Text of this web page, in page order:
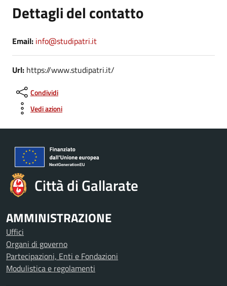
Dettagli del contatto
Email: info@studipatri.it
Url: https://www.studipatri.it/
Condividi
Vedi azioni
Città di Gallarate
AMMINISTRAZIONE
Uffici
Organi di governo
Partecipazioni, Enti e Fondazioni
Modulistica e regolamenti